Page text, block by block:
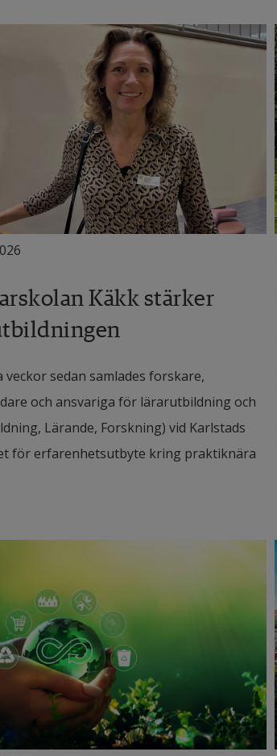
Käkk stärker
veckor sedan samlades forskare,
och ansvariga för lärarutbildning och
Lärande, Forskning) vid Karlstads
för erfarenhetsutbyte kring praktiknära